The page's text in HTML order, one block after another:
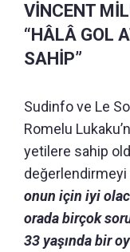
VİNCENT
“HÂLÂ GOL
SAHİP”
Sudinfo ve Le
Romelu
yetilere sahip
değerlendirmeyi
onun için iyi
orada birçok
33 yaşında bir